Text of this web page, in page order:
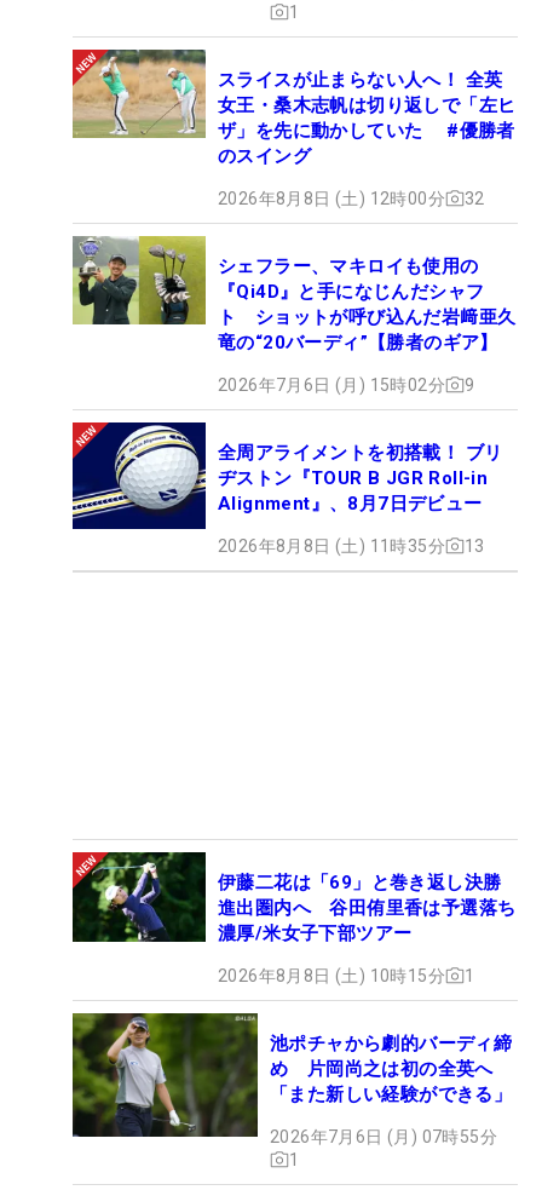
1
スライスが止まらない人へ！ 全英
女王・桑木志帆は切り返しで「左ヒ
ザ」を先に動かしていた #優勝者
のスイング
2026年8月8日 (土) 12時00分 32
シェフラー、マキロイも使用の
『Qi4D』と手になじんだシャフ
ト ショットが呼び込んだ岩﨑亜久
竜の“20バーディ”【勝者のギア】
2026年7月6日 (月) 15時02分 9
全周アライメントを初搭載！ ブリ
ヂストン『TOUR B JGR Roll-in
Alignment』、8月7日デビュー
2026年8月8日 (土) 11時35分 13
伊藤二花は「69」と巻き返し決勝
進出圏内へ 谷田侑里香は予選落ち
濃厚/米女子下部ツアー
2026年8月8日 (土) 10時15分 1
池ポチャから劇的バーディ締
め 片岡尚之は初の全英へ
「また新しい経験ができる」
2026年7月6日 (月) 07時55分
1